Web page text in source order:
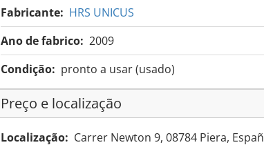
Fabricante: HRS UNICUS
Ano de fabrico: 2009
Condição: pronto a usar (usado)
Preço e localização
Localização: Carrer Newton 9, 08784 Piera,